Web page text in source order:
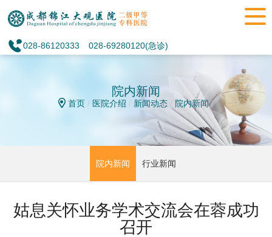
028-86120333 028-69280120(急诊)
院内新闻
首页 / 医院介绍 / 新闻动态 院内新闻/
院内新闻 行业新闻
姑息关怀业务学术交流会在蓉成功
召开